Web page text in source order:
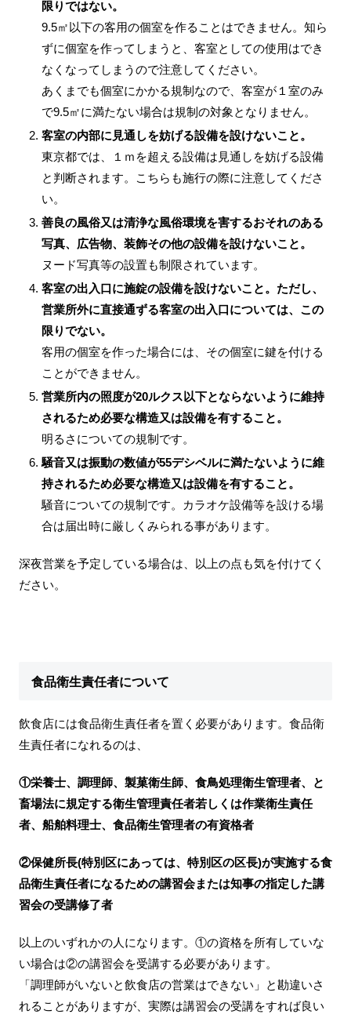
限りではない。
9.5㎡以下の客用の個室を作ることはできません。知ら
ずに個室を作ってしまうと、客室としての使用はでき
なくなってしまうので注意してください。
あくまでも個室にかかる規制なので、客室が１室のみ
で9.5㎡に満たない場合は規制の対象となりません。
客室の内部に見通しを妨げる設備を設けないこと。
東京都では、１ｍを超える設備は見通しを妨げる設備
と判断されます。こちらも施行の際に注意してくださ
い。
善良の風俗又は清浄な風俗環境を害するおそれのある
写真、広告物、装飾その他の設備を設けないこと。
ヌード写真等の設置も制限されています。
客室の出入口に施錠の設備を設けないこと。ただし、
営業所外に直接通ずる客室の出入口については、この
限りでない。
客用の個室を作った場合には、その個室に鍵を付ける
ことができません。
営業所内の照度が20ルクス以下とならないように維持
されるため必要な構造又は設備を有すること。
明るさについての規制です。
騒音又は振動の数値が55デシベルに満たないように維
持されるため必要な構造又は設備を有すること。
騒音についての規制です。カラオケ設備等を設ける場
合は届出時に厳しくみられる事があります。
深夜営業を予定している場合は、以上の点も気を付けてく
ださい。
食品衛生責任者について
飲食店には食品衛生責任者を置く必要があります。食品衛
生責任者になれるのは、
①栄養士、調理師、製菓衛生師、食鳥処理衛生管理者、と
畜場法に規定する衛生管理責任者若しくは作業衛生責任
者、船舶料理士、食品衛生管理者の有資格者
②保健所長(特別区にあっては、特別区の区長)が実施する食
品衛生責任者になるための講習会または知事の指定した講
習会の受講修了者
以上のいずれかの人になります。①の資格を所有していな
い場合は②の講習会を受講する必要があります。
「調理師がいないと飲食店の営業はできない」と勘違いさ
れることがありますが、実際は講習会の受講をすれば良い